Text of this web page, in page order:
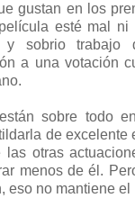
gustan en los
esté mal ni
sobrio trabajo
a una votación
sobre todo
de excelente
las otras
menos de él.
eso no mantiene el